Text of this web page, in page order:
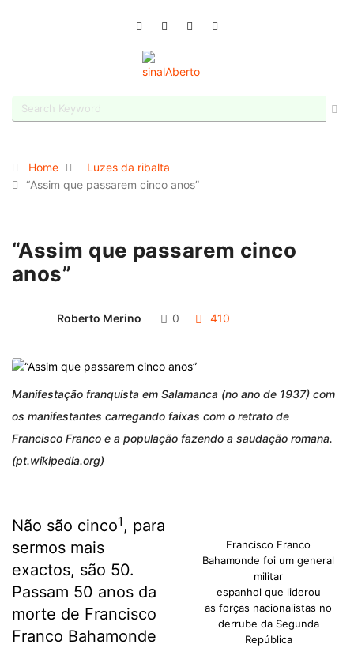
Home
Luzes da ribalta
“Assim que passarem cinco anos”
“Assim que passarem cinco
anos”
Roberto Merino 0 410
Manifestação franquista em Salamanca (no ano de 1937) com
os manifestantes carregando faixas com o retrato de
Francisco Franco e a população fazendo a saudação romana.
(pt.wikipedia.org)
Francisco Franco
Bahamonde foi um general
militar
espanhol que liderou
as forças nacionalistas no
derrube da Segunda
República
Não são cinco1 , para
sermos mais
exactos, são 50.
Passam 50 anos da
morte de Francisco
Franco Bahamonde